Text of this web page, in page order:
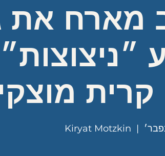
מארח את
  |
Kiryat Motzkin